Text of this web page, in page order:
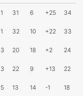
1 31 6 +25 34
1 32 10 +22 33
3 20 18 +2 24
3 22 9 +13 22
5 13 14 -1 18